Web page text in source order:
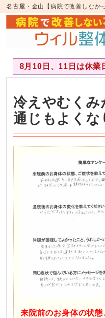
名古屋・金山【病院で改善しなか
8月10日、11日は休業
冷えやむく
通じもよくな
来院前のお身体の状